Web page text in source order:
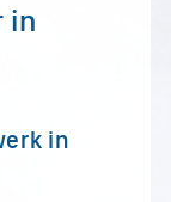
in
in